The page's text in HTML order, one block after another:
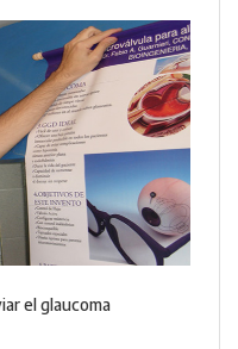
el glaucoma